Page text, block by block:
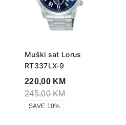
Muški sat Lorus
RT337LX-9
220,00 KM
245,00KM
SAVE 10%